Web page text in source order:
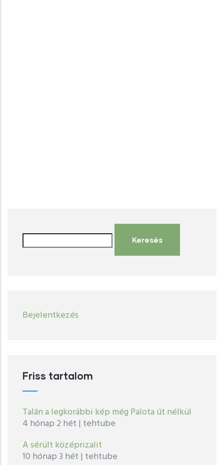
User
account
Bejelentkezés
Friss tartalom
Talán a legkorábbi kép még Palota út nélkül
4 hónap 2 hét | tehtube
A sérült középrizalit
10 hónap 3 hét | tehtube